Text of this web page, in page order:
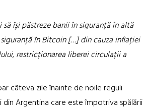
își păstreze banii în siguranță în altă
în Bitcoin […] din cauza inflației
restricționarea liberei circulații a
câteva zile înainte de noile reguli
din Argentina care este împotriva spălării